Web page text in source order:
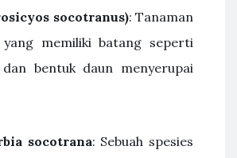
socotranus): Tanaman
yang memiliki batang seperti
bentuk daun menyerupai
socotrana: Sebuah spesies